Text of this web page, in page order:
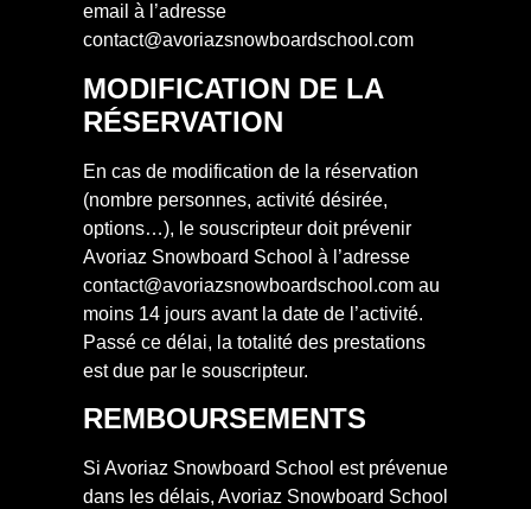
email à l’adresse
contact@avoriazsnowboardschool.com
MODIFICATION DE LA
RÉSERVATION
En cas de modification de la réservation
(nombre personnes, activité désirée,
options…), le souscripteur doit prévenir
Avoriaz Snowboard School à l’adresse
contact@avoriazsnowboardschool.com au
moins 14 jours avant la date de l’activité.
Passé ce délai, la totalité des prestations
est due par le souscripteur.
REMBOURSEMENTS
Si Avoriaz Snowboard School est prévenue
dans les délais, Avoriaz Snowboard School